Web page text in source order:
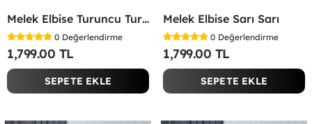
Melek Elbise Turuncu Turuncu
0 Değerlendirme
1,799.00 TL
SEPETE EKLE
Melek Elbise Sarı Sarı
0 Değerlendirme
1,799.00 TL
SEPETE EKLE